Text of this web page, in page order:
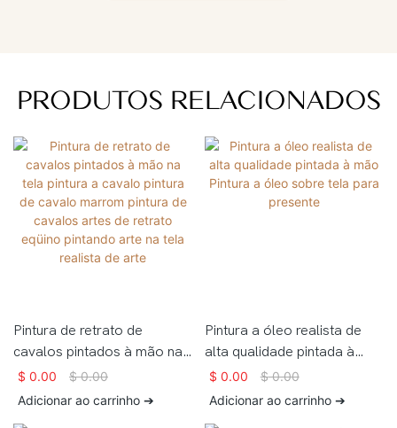
PRODUTOS RELACIONADOS
Pintura de retrato de
cavalos pintados à mão na
tela pintura a cavalo pintura
de cavalo marrom pintura
$ 0.00 $0.00
Adicionar ao carrinho ➔
Pintura a óleo realista de
alta qualidade pintada à
mão Pintura a óleo sobre
tela para presente
$ 0.00 $0.00
Adicionar ao carrinho ➔